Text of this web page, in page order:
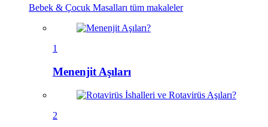
Bebek & Çocuk Masalları tüm makaleler
1
Menenjit Aşıları
2